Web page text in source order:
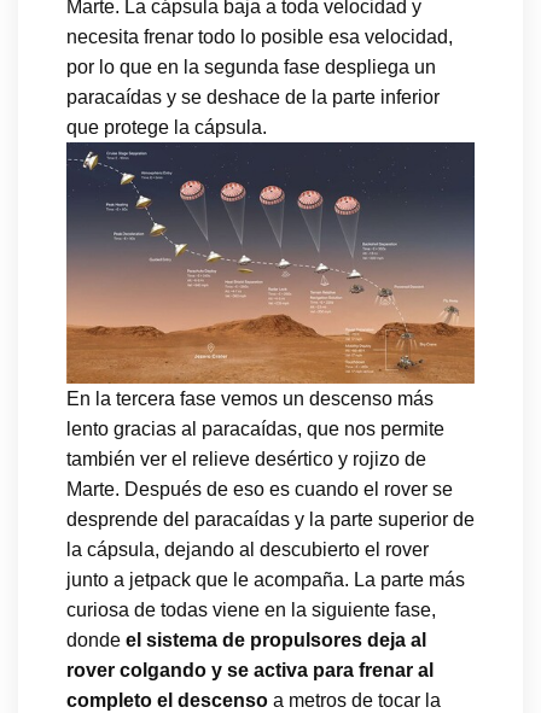
Marte. La cápsula baja a toda velocidad y
necesita frenar todo lo posible esa velocidad,
por lo que en la segunda fase despliega un
paracaídas y se deshace de la parte inferior
que protege la cápsula.
En la tercera fase vemos un descenso más
lento gracias al paracaídas, que nos permite
también ver el relieve desértico y rojizo de
Marte. Después de eso es cuando el rover se
desprende del paracaídas y la parte superior de
la cápsula, dejando al descubierto el rover
junto a jetpack que le acompaña. La parte más
curiosa de todas viene en la siguiente fase,
donde el sistema de propulsores deja al
rover colgando y se activa para frenar al
completo el descenso a metros de tocar la